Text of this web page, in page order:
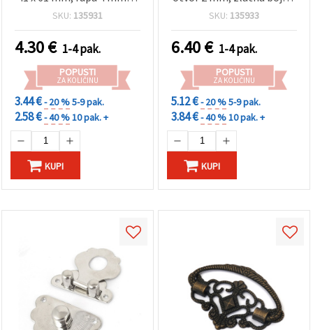
boji bronce - 4 kom
SKU: 135931
4.30€ 1-4 pak.
POPUSTI
ZA KOLIČINU
3.44 €- 20 %5-9 pak.
2.58 €- 40 %10 pak. +
KUPI
4 kom
SKU: 135933
6.40€ 1-4 pak.
POPUSTI
ZA KOLIČINU
5.12 €- 20 %5-9 pak.
3.84 €- 40 %10 pak. +
KUPI